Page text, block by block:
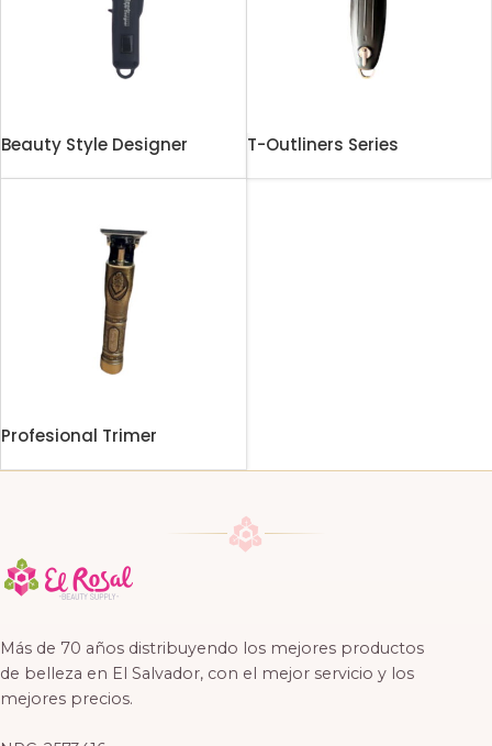
Beauty Style Designer T-Outliners Series
Profesional Trimer
Más de 70 años distribuyendo los mejores productos
de belleza en El Salvador, con el mejor servicio y los
mejores precios.